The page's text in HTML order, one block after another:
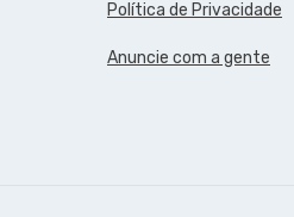
Política de Privacidade
Anuncie com a gente